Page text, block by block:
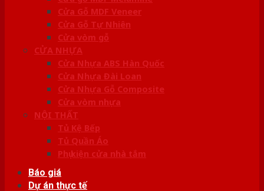
Cửa Gỗ MDF Veneer
Cửa Gỗ Tự Nhiên
Cửa vòm gỗ
CỬA NHỰA
Cửa Nhựa ABS Hàn Quốc
Cửa Nhựa Đài Loan
Cửa Nhựa Gỗ Composite
Cửa vòm nhựa
NỘI THẤT
Tủ Kệ Bếp
Tủ Quần Áo
Phụ kiện cửa nhà tắm
Báo giá
Dự án thực tế